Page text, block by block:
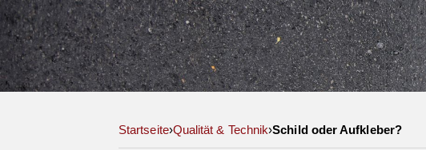
Startseite›Qualität & Technik›Schild oder Aufkleber?